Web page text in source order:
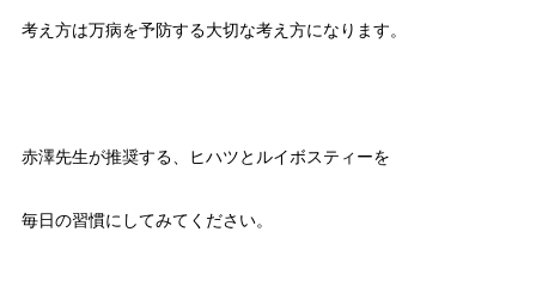
考え方は万病を予防する大切な考え方になります。
赤澤先生が推奨する、ヒハツとルイボスティーを
毎日の習慣にしてみてください。